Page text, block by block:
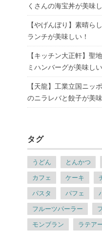
くさんの海宝丼が美味し
【やげんぼり】素晴ら
ランチが美味しい！
【キッチン大正軒】聖
ミハンバーグが美味しい
【天龍】工業立国ニッ
のニラレバと餃子が美味
タグ
うどん とんかつ
カフェ ケーキ
パスタ パフェ
フルーツパーラー
モンブラン ラテア